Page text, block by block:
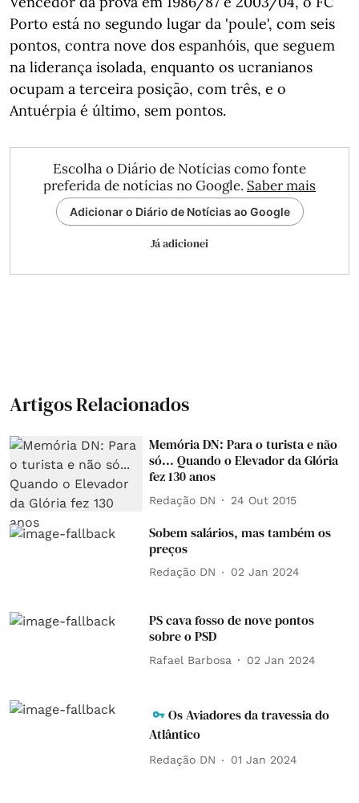
Porto está no segundo lugar da 'poule', com seis
pontos, contra nove dos espanhóis, que seguem
na liderança isolada, enquanto os ucranianos
ocupam a terceira posição, com três, e o
Antuérpia é último, sem pontos.
Escolha o Diário de Notícias como fonte
preferida de notícias no Google. Saber mais
Adicionar o Diário de Notícias ao Google
Já adicionei
Artigos Relacionados
Memória DN: Para o turista e não
só... Quando o Elevador da Glória
fez 130 anos
Redação DN 24 Out 2015
Sobem salários, mas também os
preços
Redação DN 02 Jan 2024
PS cava fosso de nove pontos
sobre o PSD
Rafael Barbosa 02 Jan 2024
Os Aviadores da travessia do
Atlântico
Redação DN 01 Jan 2024